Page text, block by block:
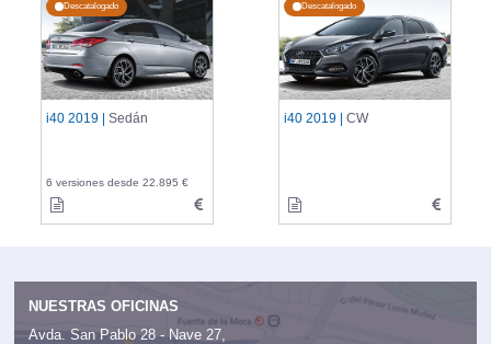
Descatalogado
i40 2019 | Sedán
6 versiones desde 22.895 €
Descatalogado
i40 2019 | CW
NUESTRAS OFICINAS
Avda. San Pablo 28 - Nave 27,